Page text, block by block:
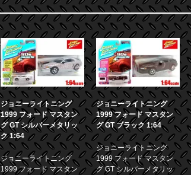
ジョニーライトニング
1999 フォード マスタン
グ GT シルバーメタリッ
ク 1:64
ジョニーライトニング
1999 フォード マスタン
ジョニーライトニング
1999 フォード マスタン
グ GT ブラック 1:64
ジョニーライトニング
1999 フォード マスタン
グ GT シルバーメタリッ